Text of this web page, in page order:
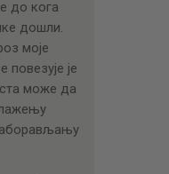
до кога
дошли.
моје
је
може да